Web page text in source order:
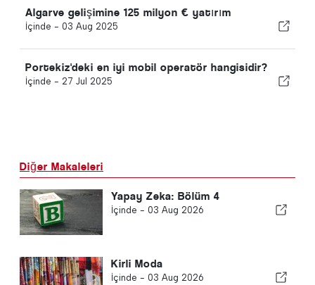
Algarve gelişimine 125 milyon € yatırım
İçinde - 03 Aug 2025
Portekiz'deki en iyi mobil operatör hangisidir?
İçinde - 27 Jul 2025
Diğer Makaleleri
Yapay Zeka: Bölüm 4
İçinde - 03 Aug 2026
Kirli Moda
İçinde - 03 Aug 2026